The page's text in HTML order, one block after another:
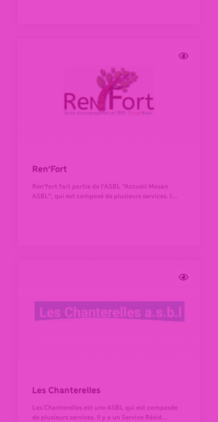
Ren'Fort
Ren'fort fait partie de l'ASBL "Accueil Mosan
ASBL", qui est composé de plusieurs services. I...
Les Chanterelles
Les Chanterelles est une ASBL qui est composée
de plusieurs services. Il y a un Service Résid...